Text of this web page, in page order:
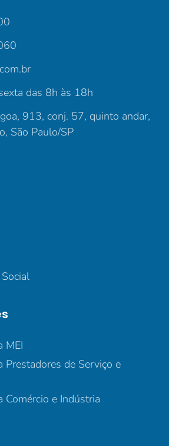
das 8h às 18h
913, conj. 57, quinto andar,
São Paulo/SP
MEI
Prestadores de Serviço e
Comércio e Indústria